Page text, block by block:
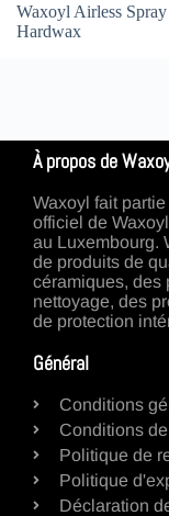
Waxoyl Airless
Hardwax
À propos de
Waxoyl fait
officiel de
au Luxembourg.
de produits de
céramiques, des
nettoyage, des
de protection
Général
Conditions
Conditions
Politique de
Politique
Déclaration